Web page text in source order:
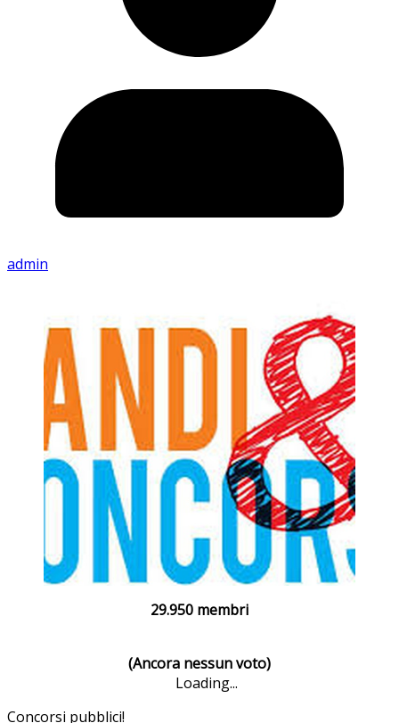
admin
29.950 membri
(Ancora nessun voto)
Loading...
Concorsi pubblici!